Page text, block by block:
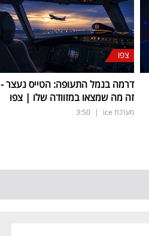
צפו
דרמה בנמל התעופה: הטייס נעצר -
זה מה שמצאו במזוודה שלו | צפו
מערכת ice |
3:50